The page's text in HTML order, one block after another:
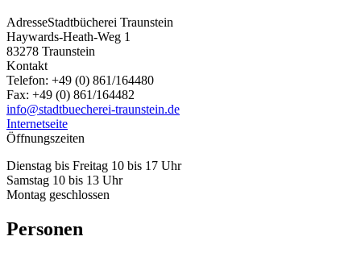
AdresseStadtbücherei Traunstein
Haywards-Heath-Weg 1
83278 Traunstein
Kontakt
Telefon: +49 (0) 861/164480
Fax: +49 (0) 861/164482
info@stadtbuecherei-traunstein.de
Internetseite
Öffnungszeiten
Dienstag bis Freitag 10 bis 17 Uhr
Samstag 10 bis 13 Uhr
Montag geschlossen
Personen